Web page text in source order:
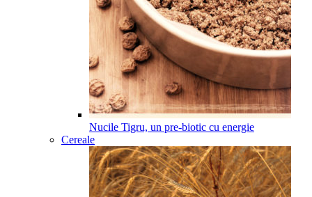
Nucile Tigru, un pre-biotic cu energie
Cereale